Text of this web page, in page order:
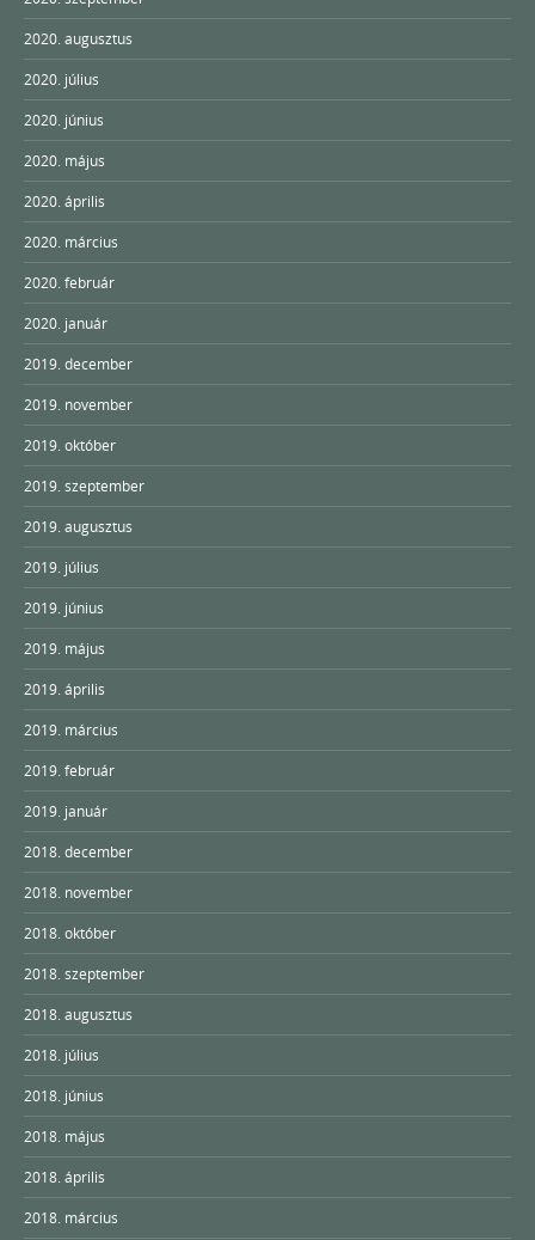
2020. augusztus
2020. július
2020. június
2020. május
2020. április
2020. március
2020. február
2020. január
2019. december
2019. november
2019. október
2019. szeptember
2019. augusztus
2019. július
2019. június
2019. május
2019. április
2019. március
2019. február
2019. január
2018. december
2018. november
2018. október
2018. szeptember
2018. augusztus
2018. július
2018. június
2018. május
2018. április
2018. március